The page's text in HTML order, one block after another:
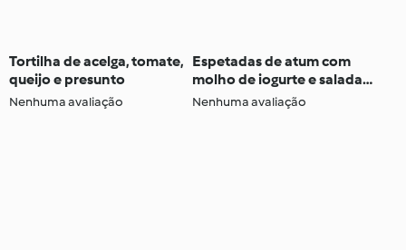
Tortilha de acelga, tomate,
queijo e presunto
Nenhuma avaliação
Espetadas de atum com
molho de iogurte e salada
fria de funcho - TM5
Nenhuma avaliação